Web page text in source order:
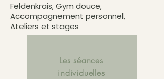
Feldenkrais, Gym douce,
Accompagnement personnel,
Ateliers et stages
Les séances
individuelles